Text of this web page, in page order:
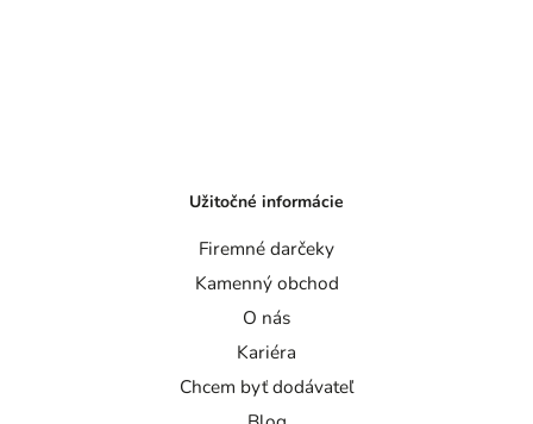
Užitočné informácie
Firemné darčeky
Kamenný obchod
O nás
Kariéra
Chcem byť dodávateľ